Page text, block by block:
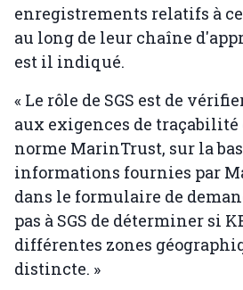
enregistrements relatifs à
au long de leur chaîne
est il indiqué.
« Le rôle de SGS est de
aux exigences de
norme MarinTrust, sur la
informations fournies par
dans le formulaire de
pas à SGS de déterminer si
différentes zones
distincte. »